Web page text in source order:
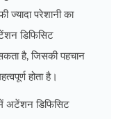
ज्यादा परेशानी का
डिफिसिट
है, जिसकी पहचान
होता है।
अटेंशन डिफिसिट